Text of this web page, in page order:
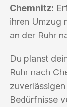
Chemnitz:
ihren Umzug
an der Ruhr
Du planst
Ruhr nach
Bedürfnisse